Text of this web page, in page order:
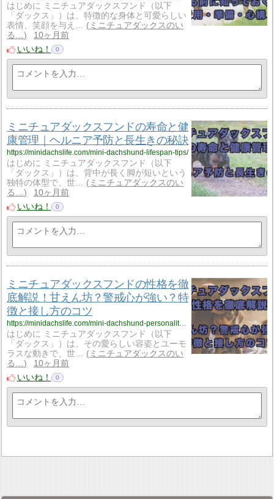
はじめに ミニチュアダックスフンド（以下
「ダックス」）は、特徴的な身体と可愛らしい
表情、笑顔を与え…
ミニチュアダックスのい
る…
10ヶ月前
いいね！
0
ミニチュアダックスフンドの寿命と健
康管理｜ヘルニア予防と長生きの秘訣
https://minidachslife.com/mini-dachshund-lifespan-tips/
はじめに ミニチュアダックスフンド（以下
「ダックス」）は、背中が長く脚が短いという
独特の体型で、世…
ミニチュアダックスのい
る…
10ヶ月前
いいね！
0
ミニチュアダックスフンドの性格を徹
底解説！甘えん坊？警戒心が強い？特
徴と接し方のコツ
https://minidachslife.com/mini-dachshund-personality-traits/
はじめに ミニチュアダックスフンド（以下
「ダックス」）は、その愛らしい容姿とユーモ
ラスな動きで、世…
ミニチュアダックスのい
る…
10ヶ月前
いいね！
0